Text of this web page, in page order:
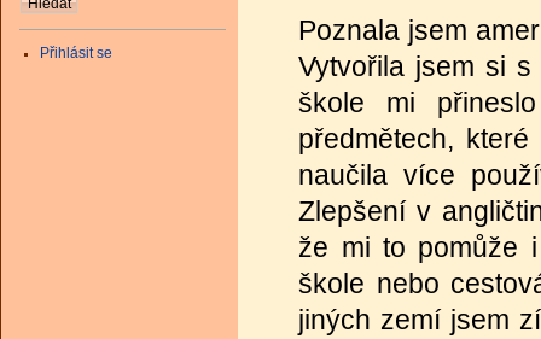
Poznala jsem
Vytvořila jsem si
škole mi
předmětech,
naučila více
Zlepšení v
že mi to pomůže
škole nebo
jiných zemí jsem
Přihlásit se